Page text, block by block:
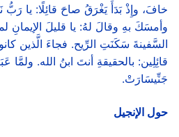
خافَ، وإِذْ بَدَأَ يَغْرَقُ صاحَ قائِلًا: يا
وأمسَكَ بهِ وقالَ لهُ: يا قليلَ الإيمانِ
السَّفينةَ سَكَنَتِ الرِّيح. فجاءَ الَّذين
قائِلِين: بالحقيقةِ أنتَ ابنُ الله. ولمَّا
جَنِّيسَارَتْ.
حول الإنجيل